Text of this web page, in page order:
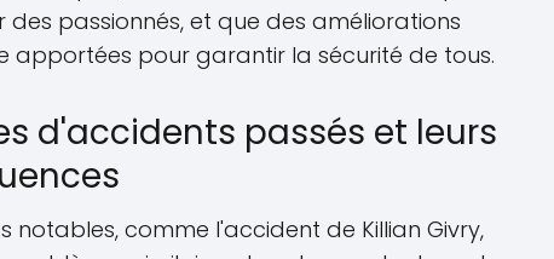
passionnés, et que des améliorations
apportées pour garantir la sécurité de tous.
d'accidents passés et leurs
notables, comme l'accident de Killian Givry,